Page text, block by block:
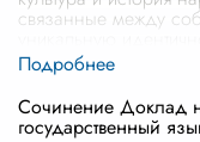
связанные между
Сочинение Доклад
государственный